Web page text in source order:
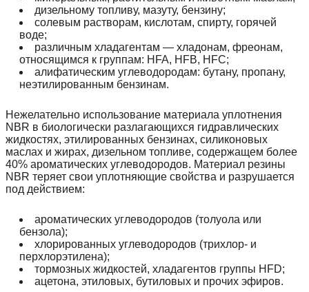
дизельному топливу, мазуту, бензину;
солевым растворам, кислотам, спирту, горячей
воде;
различным хладагентам — хладонам, фреонам,
относящимся к группам: HFA, HFB, HFC;
алифатическим углеводородам: бутану, пропану,
неэтилированным бензинам.
Нежелательно использование материала уплотнения
NBR в биологически разлагающихся гидравлических
жидкостях, этилированных бензинах, силиконовых
маслах и жирах, дизельном топливе, содержащем более
40% ароматических углеводородов. Материал резины
NBR теряет свои уплотняющие свойства и разрушается
под действием:
ароматических углеводородов (толуола или
бензола);
хлорированных углеводородов (трихлор- и
перхлорэтилена);
тормозных жидкостей, хладагентов группы HFD;
ацетона, этиловых, бутиловых и прочих эфиров.